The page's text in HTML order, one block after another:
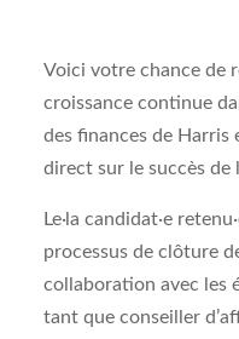
Voici votre chance de
croissance continue
des finances de Harris
direct sur le succès de
Le·la candidat·e
processus de clôture
collaboration avec les
tant que conseiller